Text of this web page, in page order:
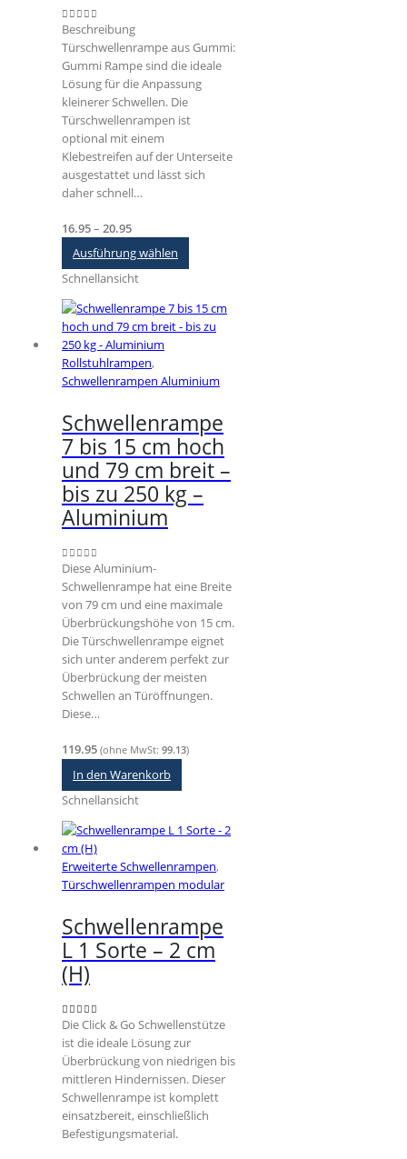
gewählt
werden
0out of 5
Beschreibung
Türschwellenrampe aus Gummi:
Gummi Rampe sind die ideale
Lösung für die Anpassung
kleinerer Schwellen. Die
Türschwellenrampen ist
optional mit einem
Klebestreifen auf der Unterseite
ausgestattet und lässt sich
daher schnell…
16.95– 20.95Preisspanne:
€16.95
bis
€20.95
Ausführung wählen
Varianten
auf.
Optionen
können
der
Produktseite
gewählt
werden
Schnellansicht
Rollstuhlrampen,
Schwellenrampen Aluminium
Schwellenrampe
7 bis 15 cm hoch
und 79 cm breit –
bis zu 250 kg –
Aluminium
0out of 5
Diese Aluminium-
Schwellenrampe hat eine Breite
von 79 cm und eine maximale
Überbrückungshöhe von 15 cm.
Die Türschwellenrampe eignet
sich unter anderem perfekt zur
Überbrückung der meisten
Schwellen an Türöffnungen.
Diese…
119.95 (ohne MwSt: 99.13)
In den Warenkorb
Schnellansicht
Erweiterte Schwellenrampen,
Türschwellenrampen modular
Schwellenrampe
L 1 Sorte – 2 cm
(H)
5.00out of 5
Die Click & Go Schwellenstütze
ist die ideale Lösung zur
Überbrückung von niedrigen bis
mittleren Hindernissen. Dieser
Schwellenrampe ist komplett
einsatzbereit, einschließlich
Befestigungsmaterial.